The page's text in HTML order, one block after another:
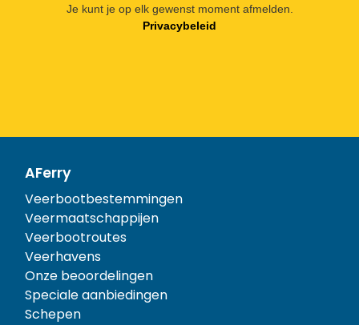
Je kunt je op elk gewenst moment afmelden.
Privacybeleid
AFerry
Veerbootbestemmingen
Veermaatschappijen
Veerbootroutes
Veerhavens
Onze beoordelingen
Speciale aanbiedingen
Schepen